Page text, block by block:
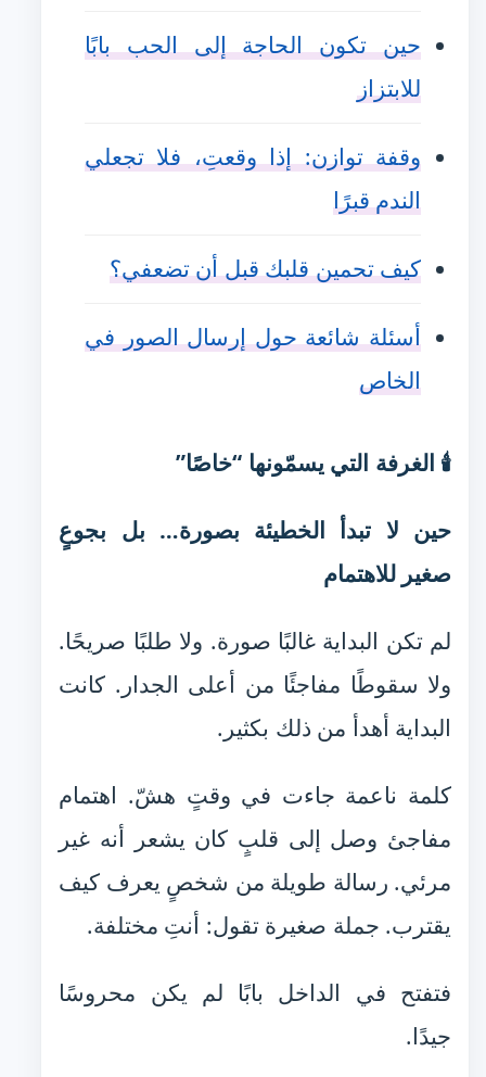
حين تكون الحاجة إلى الحب بابًا
للابتزاز
وقفة توازن: إذا وقعتِ، فلا تجعلي
الندم قبرًا
كيف تحمين قلبك قبل أن تضعفي؟
أسئلة شائعة حول إرسال الصور في
الخاص
🕯️ الغرفة التي يسمّونها “خاصًا”
حين لا تبدأ الخطيئة بصورة… بل بجوعٍ
صغير للاهتمام
لم تكن البداية غالبًا صورة. ولا طلبًا صريحًا.
ولا سقوطًا مفاجئًا من أعلى الجدار. كانت
البداية أهدأ من ذلك بكثير.
كلمة ناعمة جاءت في وقتٍ هشّ. اهتمام
مفاجئ وصل إلى قلبٍ كان يشعر أنه غير
مرئي. رسالة طويلة من شخصٍ يعرف كيف
يقترب. جملة صغيرة تقول: أنتِ مختلفة.
فتفتح في الداخل بابًا لم يكن محروسًا
جيدًا.